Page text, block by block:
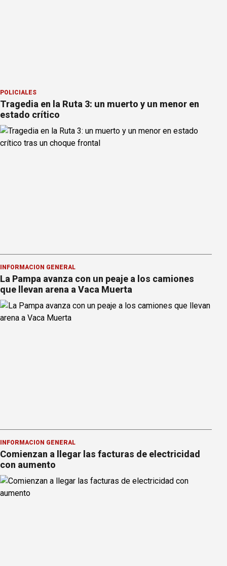
POLICIALES
Tragedia en la Ruta 3: un muerto y un menor en
estado crítico
INFORMACION GENERAL
La Pampa avanza con un peaje a los camiones
que llevan arena a Vaca Muerta
INFORMACION GENERAL
Comienzan a llegar las facturas de electricidad
con aumento